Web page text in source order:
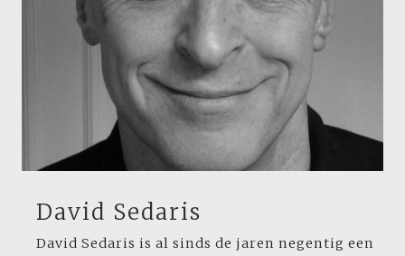
David Sedaris
David Sedaris is al sinds de jaren negentig een